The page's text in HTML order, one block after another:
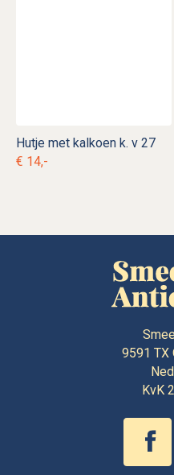
Hutje met kalkoen k. v 27
€ 14,-
9591 TX
KvK